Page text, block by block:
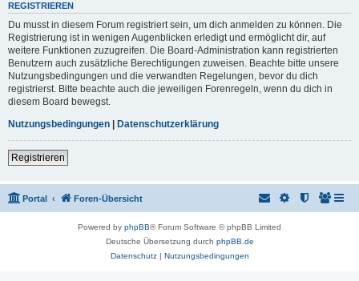
REGISTRIEREN
Du musst in diesem Forum registriert sein, um dich anmelden zu können. Die
Registrierung ist in wenigen Augenblicken erledigt und ermöglicht dir, auf
weitere Funktionen zuzugreifen. Die Board-Administration kann registrierten
Benutzern auch zusätzliche Berechtigungen zuweisen. Beachte bitte unsere
Nutzungsbedingungen und die verwandten Regelungen, bevor du dich
registrierst. Bitte beachte auch die jeweiligen Forenregeln, wenn du dich in
diesem Board bewegst.
Nutzungsbedingungen | Datenschutzerklärung
Registrieren
Portal Foren-Übersicht
Powered by phpBB® Forum Software © phpBB Limited
Deutsche Übersetzung durch phpBB.de
Datenschutz| Nutzungsbedingungen